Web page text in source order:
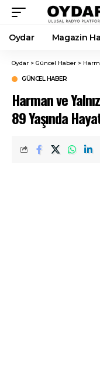
Oydar Magazin
Oydar > Güncel Haber >
GÜNCEL HABER
Harman ve
89 Yaşında